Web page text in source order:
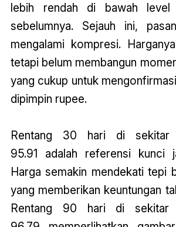
lebih rendah di bawah level
sebelumnya. Sejauh ini,
mengalami kompresi.
tetapi belum membangun
yang cukup untuk
dipimpin rupee.
Rentang 30 hari di sekitar
95.91 adalah referensi kunci
Harga semakin mendekati tepi
yang memberikan keuntungan
Rentang 90 hari di sekitar